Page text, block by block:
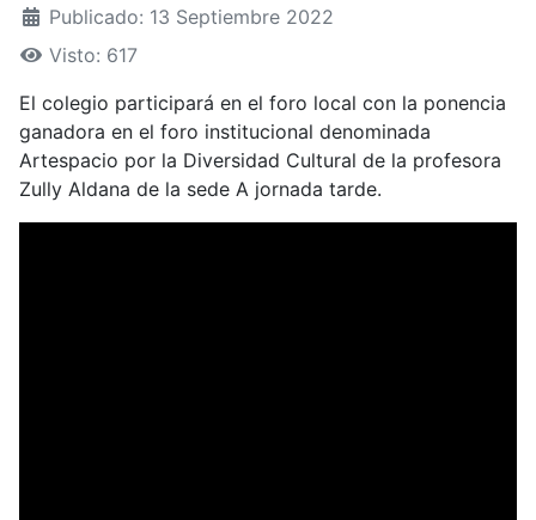
Publicado: 13 Septiembre 2022
Visto: 617
El colegio participará en el foro local con la ponencia
ganadora en el foro institucional denominada
Artespacio por la Diversidad Cultural de la profesora
Zully Aldana de la sede A jornada tarde.